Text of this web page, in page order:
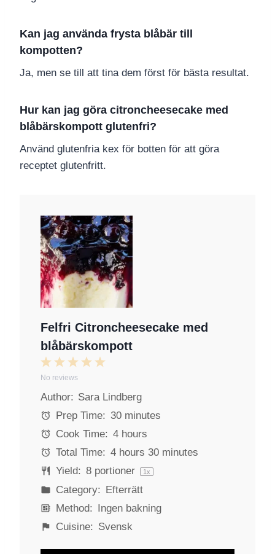
Kan jag använda frysta blåbär till
kompotten?
Ja, men se till att tina dem först för bästa resultat.
Hur kan jag göra citroncheesecake med
blåbärskompott glutenfri?
Använd glutenfria kex för botten för att göra
receptet glutenfritt.
Felfri Citroncheesecake med
blåbärskompott
5
t
a
r
4
t
a
r
s
3
t
a
r
s
2
S
t
a
r
s
1
S
t
a
No reviews
Author: Sara Lindberg
Prep Time: 30 minutes
Cook Time: 4 hours
Total Time: 4 hours 30 minutes
Yield: 8portioner 1x
Category: Efterrätt
Method: Ingen bakning
Cuisine: Svensk